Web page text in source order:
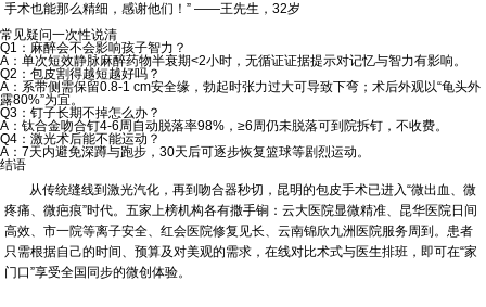
手术也能那么精细，感谢他们！” ——王先生，32岁
常见疑问一次性说清
Q1：麻醉会不会影响孩子智力？
A：单次短效静脉麻醉药物半衰期<2小时，无循证证据提示对记忆与智力有影响。
Q2：包皮割得越短越好吗？
A：系带侧需保留0.8-1 cm安全缘，勃起时张力过大可导致下弯；术后外观以“龟头外
露80%”为宜。
Q3：钉子长期不掉怎么办？
A：钛合金吻合钉4-6周自动脱落率98%，≥6周仍未脱落可到院拆钉，不收费。
Q4：激光术后能不能运动？
A：7天内避免深蹲与跑步，30天后可逐步恢复篮球等剧烈运动。
结语
从传统缝线到激光汽化，再到吻合器秒切，昆明的包皮手术已进入“微出血、微
疼痛、微疤痕”时代。五家上榜机构各有撒手锏：云大医院显微精准、昆华医院日间
高效、市一院等离子安全、红会医院修复见长、云南锦欣九洲医院服务周到。患者
只需根据自己的时间、预算及对美观的需求，在线对比术式与医生排班，即可在“家
门口”享受全国同步的微创体验。